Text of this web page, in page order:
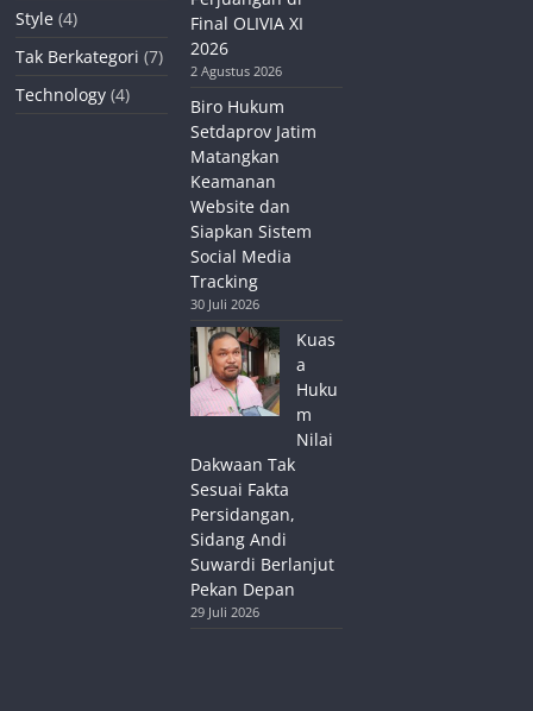
Style (4)
Tak Berkategori (7)
Technology (4)
Final OLIVIA XI
2026
2 Agustus 2026
Biro Hukum
Setdaprov Jatim
Matangkan
Keamanan
Website dan
Siapkan Sistem
Social Media
Tracking
30 Juli 2026
Kuas
a
Huku
m
Nilai
Dakwaan Tak
Sesuai Fakta
Persidangan,
Sidang Andi
Suwardi Berlanjut
Pekan Depan
29 Juli 2026